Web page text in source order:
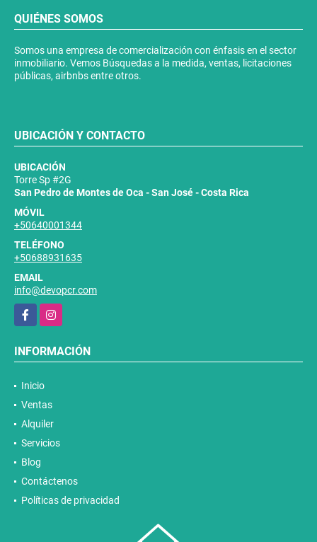
QUIÉNES SOMOS
Somos una empresa de comercialización con énfasis en el sector
inmobiliario. Vemos Búsquedas a la medida, ventas, licitaciones
públicas, airbnbs entre otros.
UBICACIÓN Y CONTACTO
UBICACIÓN
Torre Sp #2G
San Pedro de Montes de Oca - San José - Costa Rica
MÓVIL
+50640001344
TELÉFONO
+50688931635
EMAIL
info@devopcr.com
FacebookInstagram
INFORMACIÓN
Inicio
Ventas
Alquiler
Servicios
Blog
Contáctenos
Políticas de privacidad